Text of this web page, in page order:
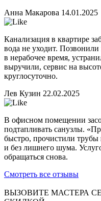
Анна Макарова 14.01.2025
Канализация в квартире
вода не уходит.
в нерабочее время,
выручили, сервис на
круглосуточно.
Лев Кузин 22.02.2025
В офисном помещении
подтапливать санузлы.
быстро, прочистили
и без лишнего шума.
обращаться снова.
Смотреть все отзывы
ВЫЗОВИТЕ МАСТЕРА